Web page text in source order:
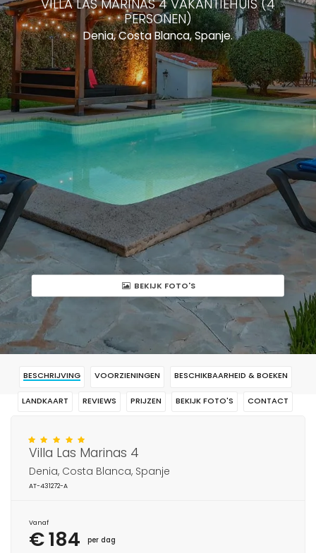
VILLA LAS MARINAS 4 VAKANTIEHUIS (4
PERSONEN)
Denia, Costa Blanca, Spanje.
BEKIJK FOTO'S
BESCHRIJVING VOORZIENINGEN BESCHIKBAARHEID & BOEKEN
LANDKAART REVIEWS PRIJZEN BEKIJK FOTO'S CONTACT
Villa Las Marinas 4
Denia, Costa Blanca, Spanje
AT-431272-A
Vanaf
€ 184 per dag